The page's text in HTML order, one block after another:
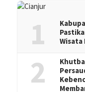
1
Wisata
2